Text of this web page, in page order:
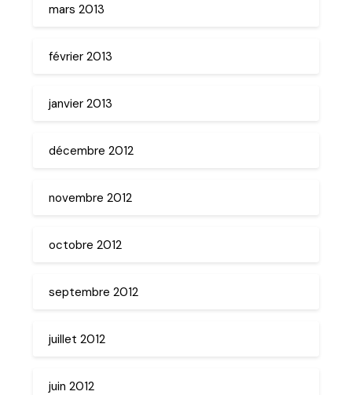
mars 2013
février 2013
janvier 2013
décembre 2012
novembre 2012
octobre 2012
septembre 2012
juillet 2012
juin 2012